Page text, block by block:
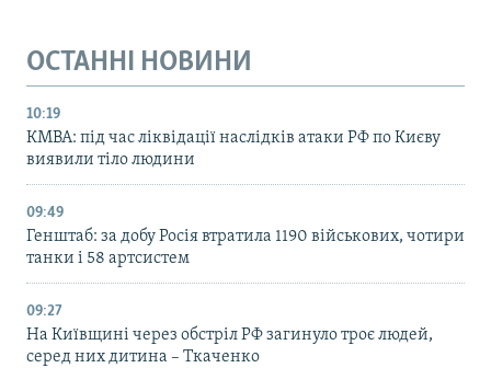
ОСТАННІ НОВИНИ
10:19
КМВА: під час ліквідації наслідків атаки РФ по Києву
виявили тіло людини
09:49
Генштаб: за добу Росія втратила 1190 військових, чотири
танки і 58 артсистем
09:27
На Київщині через обстріл РФ загинуло троє людей,
серед них дитина – Ткаченко